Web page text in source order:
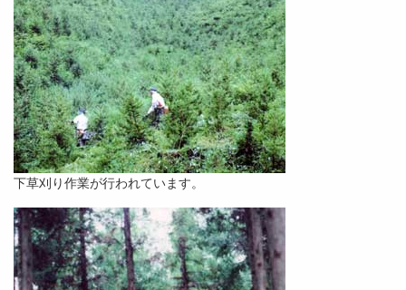
下草刈り作業が行われています。